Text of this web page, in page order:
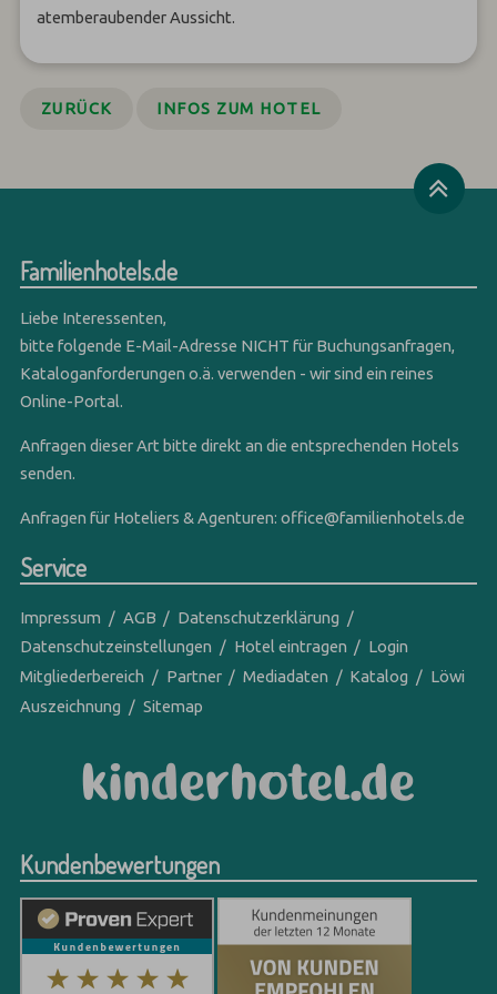
atemberaubender Aussicht.
ZURÜCK INFOS ZUM HOTEL
Familienhotels.de
Liebe Interessenten,
bitte folgende E-Mail-Adresse NICHT für Buchungsanfragen,
Kataloganforderungen o.ä. verwenden - wir sind ein reines
Online-Portal.
Anfragen dieser Art bitte direkt an die entsprechenden Hotels
senden.
Anfragen für Hoteliers & Agenturen:office@familienhotels.de
Service
Impressum AGB
Datenschutzerklärung
Datenschutzeinstellungen
Hotel eintragen
Login
Mitgliederbereich
Partner Mediadaten Katalog
Löwi
Auszeichnung
Sitemap
Kundenbewertungen